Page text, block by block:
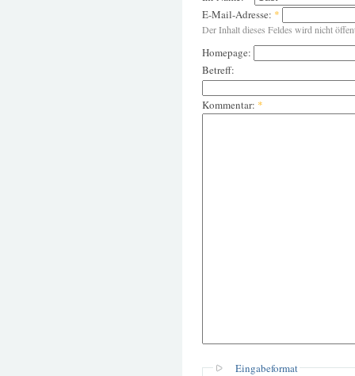
E-Mail-Adresse: *
Der Inhalt dieses Feldes wird nicht
Homepage:
Betreff:
Kommentar: *
Eingabeformat